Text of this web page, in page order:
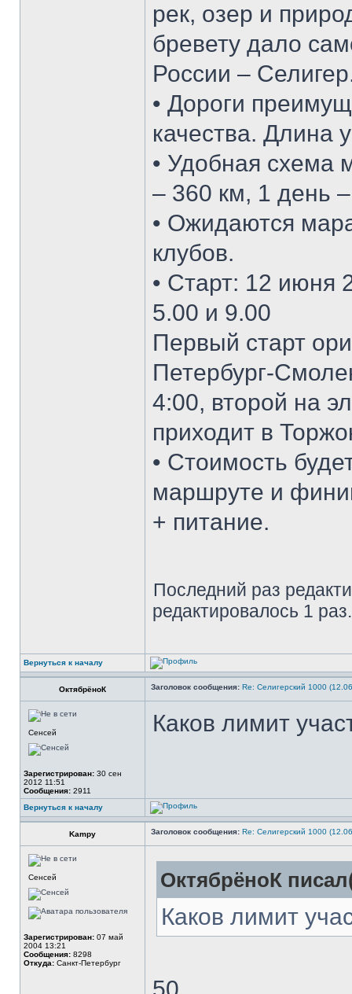
рек, озер и
бревету дало
России –
• Дороги
качества. Длина
• Удобная схема
– 360 км, 1 день
• Ожидаются
клубов.
• Старт: 12 июня
5.00 и 9.00
Первый старт
Петербург-
4:00, второй на
приходит в
• Стоимость
маршруте и
+ питание.
Последний раз
редактировалось 1 раз.
Вернуться к началу
ОктябрёноК Заголовок сообщения: Re: Селигерский 1000
Сенсей
Зарегистрирован: 30 сен
2012 11:51
Сообщения: 2911
Каков лимит
Вернуться к началу
Kampy Заголовок сообщения: Re: Селигерский 1000
Сенсей
Зарегистрирован: 07 май
2004 13:21
Сообщения: 8298
Откуда: Санкт-Петербург
ОктябрёноК
Каков лимит